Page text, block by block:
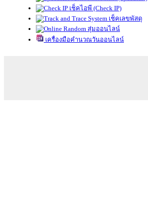
เช็คไอพี (Check IP)
เช็คเลขพัสดุ
สุ่มออนไลน์
เครื่องมือคำนวณวันออนไลน์